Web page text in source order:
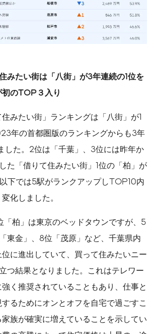
みたい街は「八街」が3年連続の1位を
初のTOP ３入り
みたい街」ランキングは「八街」が1
年の首都圏版のランキングからも3年
した。2位は「千葉」、3位には昨年か
た「借りて住みたい街」1位の「柏」が
下では5駅がランクアップしTOP10内
化しました。
「柏」は東京のベッドタウンですが、5
東金」、8位「茂原」など、千葉県内
に進出していて、買って住みたいニー
つ結果となりました。これはテレワー
く推奨されていることもあり、仕事と
るためにオンとオフを自宅で過ごすこ
族が確実に増えていることを示してい